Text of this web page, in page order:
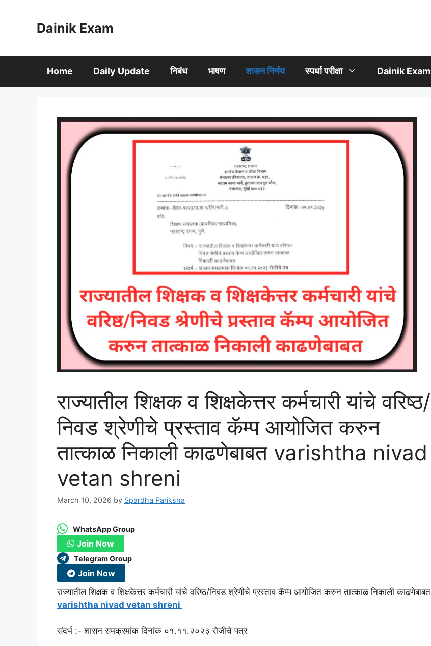
Dainik Exam
Home Daily Update निबंध भाषण शासन निर्णय स्पर्धा परीक्षा Dainik Exam
राज्यातील शिक्षक व शिक्षकेत्तर कर्मचारी यांचे वरिष्ठ/
निवड श्रेणीचे प्रस्ताव कॅम्प आयोजित करुन
तात्काळ निकाली काढणेबाबत varishtha nivad
vetan shreni
March 10, 2026 by Spardha Pariksha
WhatsApp Group
Join Now
Telegram Group
Join Now
राज्यातील शिक्षक व शिक्षकेत्तर कर्मचारी यांचे वरिष्ठ/निवड श्रेणीचे प्रस्ताव कॅम्प आयोजित करुन तात्काळ निकाली काढणेबाबत
varishtha nivad vetan shreni
संदर्भ :- शासन समक्रमांक दिनांक ०१.११.२०२३ रोजीचे पत्र